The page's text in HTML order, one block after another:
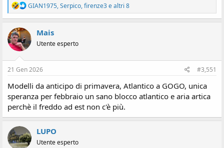
R
e
a
z
i
o
i
GIAN1975,Serpico,firenze3e altri 8
Mais
Utente esperto
21 Gen 2026 #3,551
Modelli da anticipo di primavera, Atlantico a GOGO, unica
speranza per febbraio un sano blocco atlantico e aria artica
perchè il freddo ad est non c'è più.
LUPO
Utente esperto